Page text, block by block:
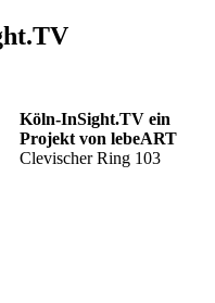
Köln-InSight.TV ein
Projekt von lebeART
Clevischer Ring 103